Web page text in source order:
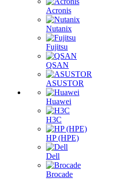
Acronis
Nutanix
Fujitsu
QSAN
ASUSTOR
Huawei
H3C
HP (HPE)
Dell
Brocade